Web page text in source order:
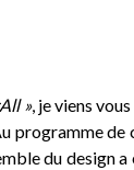
», je viens
programme de
du design